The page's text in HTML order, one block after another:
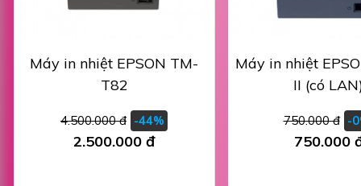
Máy in nhiệt EPSON TM-
T82
4.500.000 đ -44%
2.500.000 đ
Máy in nhiệt
II (có
750.000 đ -
750.000